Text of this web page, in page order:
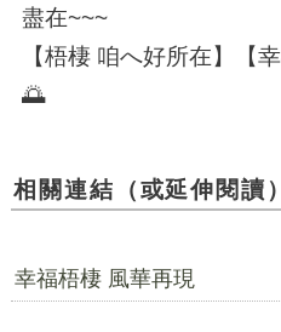
盡在~~~
【梧棲 咱へ好所在】【
🌅
相關連結（或延伸閱讀）
幸福梧棲 風華再現